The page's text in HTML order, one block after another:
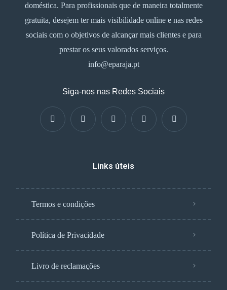
doméstica. Para profissionais que de maneira totalmente
gratuita, desejem ter mais visibilidade online e nas redes
sociais com o objetivos de alcançar mais clientes e para
prestar os seus valorados serviços.
info@eparaja.pt
Siga-nos nas Redes Sociais
Links úteis
Termos e condições
Política de Privacidade
Livro de reclamações